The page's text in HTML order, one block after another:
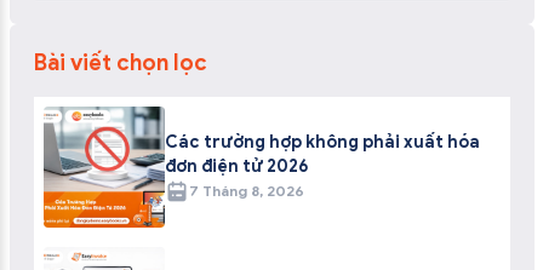
Bài viết chọn lọc
Các trường hợp không phải xuất hóa
đơn điện tử 2026
7 Tháng 8, 2026